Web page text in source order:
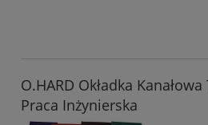
O.HARD Okładka
Praca Inżynierska